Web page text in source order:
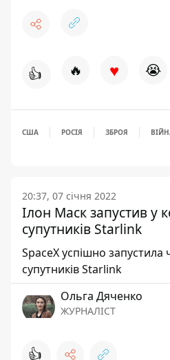
👍 🔥 ♥ 😭
США РОСІЯ ЗБРОЯ
20:37, 07 січня 2022
Ілон Маск запустив у
супутників Starlink
SpaceX успішно запустила
супутників Starlink
Ольга Дяченко
ЖУРНАЛІСТ
👍